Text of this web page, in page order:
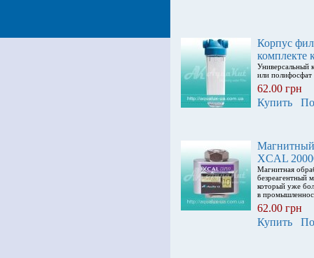
Корпус
комплекте
Универсальный
или
62.00 грн
Купить
XCAL
Магнитная
безреагентный
который уже
в
62.00 грн
Купить